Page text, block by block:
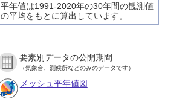
平年値は1991-2020年の30年間の観測値
の平均をもとに算出しています。
要素別データの公開期間
（気象台、測候所などのみのデータです）
メッシュ平年値図